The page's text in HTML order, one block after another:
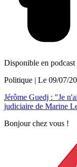
Disponible en podcast
Politique | Le 09/07/
Jérôme Guedj : "Je
judiciaire de Marine
Bonjour chez vous !